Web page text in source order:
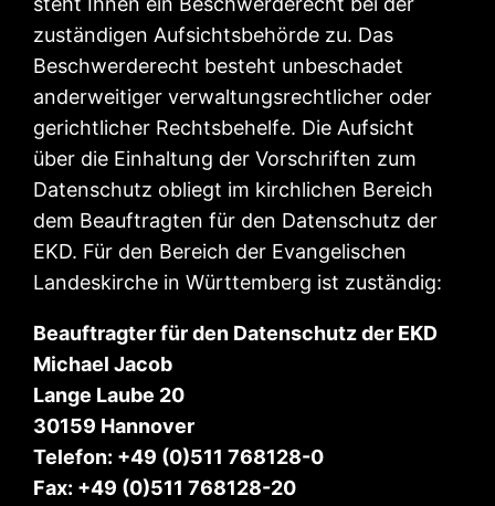
zuständigen Aufsichtsbehörde zu. Das
Beschwerderecht besteht unbeschadet
anderweitiger verwaltungsrechtlicher oder
gerichtlicher Rechtsbehelfe. Die Aufsicht
über die Einhaltung der Vorschriften zum
Datenschutz obliegt im kirchlichen Bereich
dem Beauftragten für den Datenschutz der
EKD. Für den Bereich der Evangelischen
Landeskirche in Württemberg ist zuständig:
Beauftragter für den Datenschutz der EKD
Michael Jacob
Lange Laube 20
30159 Hannover
Telefon: +49 (0)511 768128-0
Fax: +49 (0)511 768128-20